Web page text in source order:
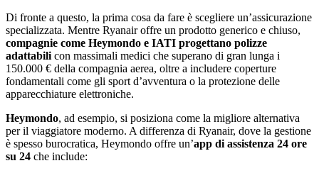
Di fronte a questo, la prima cosa da fare è scegliere un’assicurazione
specializzata. Mentre Ryanair offre un prodotto generico e chiuso,
compagnie come Heymondo e IATI progettano polizze
adattabili con massimali medici che superano di gran lunga i
150.000 € della compagnia aerea, oltre a includere coperture
fondamentali come gli sport d’avventura o la protezione delle
apparecchiature elettroniche.
Heymondo, ad esempio, si posiziona come la migliore alternativa
per il viaggiatore moderno. A differenza di Ryanair, dove la gestione
è spesso burocratica, Heymondo offre un’app di assistenza 24 ore
su 24 che include: